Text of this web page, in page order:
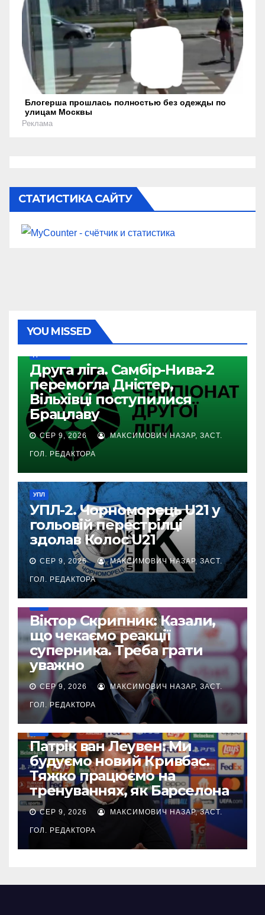
Блогерша прошлась полностью без одежды по
улицам Москвы
Реклама
СТАТИСТИКА САЙТУ
YOU MISSED
Друга ліга. Самбір-Нива-2
перемогла Дністер,
Вільхівці поступилися
Брацлаву
СЕР 9, 2026 МАКСИМОВИЧ НАЗАР, ЗАСТ.
ГОЛ. РЕДАКТОРА
УПЛ
УПЛ-2. Чорноморець U21 у
гольовій перестрілці
здолав Колос U21
СЕР 9, 2026 МАКСИМОВИЧ НАЗАР, ЗАСТ.
ГОЛ. РЕДАКТОРА
Віктор Скрипник: Казали,
що чекаємо реакції
суперника. Треба грати
уважно
СЕР 9, 2026 МАКСИМОВИЧ НАЗАР, ЗАСТ.
ГОЛ. РЕДАКТОРА
Патрік ван Леувен: Ми
будуємо новий Кривбас.
Тяжко працюємо на
тренуваннях, як Барселона
СЕР 9, 2026 МАКСИМОВИЧ НАЗАР, ЗАСТ.
ГОЛ. РЕДАКТОРА